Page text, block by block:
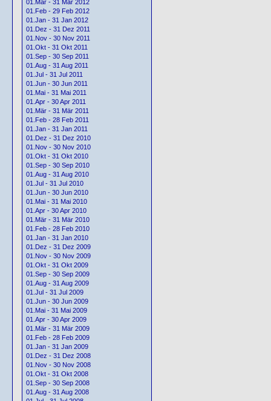
01.Mär - 31 Mär 2012
01.Feb - 29 Feb 2012
01.Jan - 31 Jan 2012
01.Dez - 31 Dez 2011
01.Nov - 30 Nov 2011
01.Okt - 31 Okt 2011
01.Sep - 30 Sep 2011
01.Aug - 31 Aug 2011
01.Jul - 31 Jul 2011
01.Jun - 30 Jun 2011
01.Mai - 31 Mai 2011
01.Apr - 30 Apr 2011
01.Mär - 31 Mär 2011
01.Feb - 28 Feb 2011
01.Jan - 31 Jan 2011
01.Dez - 31 Dez 2010
01.Nov - 30 Nov 2010
01.Okt - 31 Okt 2010
01.Sep - 30 Sep 2010
01.Aug - 31 Aug 2010
01.Jul - 31 Jul 2010
01.Jun - 30 Jun 2010
01.Mai - 31 Mai 2010
01.Apr - 30 Apr 2010
01.Mär - 31 Mär 2010
01.Feb - 28 Feb 2010
01.Jan - 31 Jan 2010
01.Dez - 31 Dez 2009
01.Nov - 30 Nov 2009
01.Okt - 31 Okt 2009
01.Sep - 30 Sep 2009
01.Aug - 31 Aug 2009
01.Jul - 31 Jul 2009
01.Jun - 30 Jun 2009
01.Mai - 31 Mai 2009
01.Apr - 30 Apr 2009
01.Mär - 31 Mär 2009
01.Feb - 28 Feb 2009
01.Jan - 31 Jan 2009
01.Dez - 31 Dez 2008
01.Nov - 30 Nov 2008
01.Okt - 31 Okt 2008
01.Sep - 30 Sep 2008
01.Aug - 31 Aug 2008